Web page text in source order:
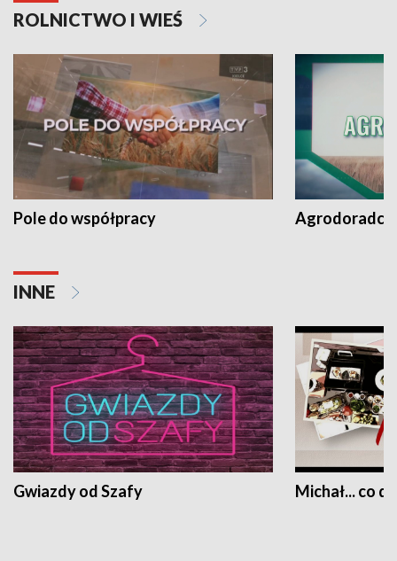
ROLNICTWO I WIEŚ
Pole do współpracy Agrodoradcy
INNE
Gwiazdy od Szafy Michał... co